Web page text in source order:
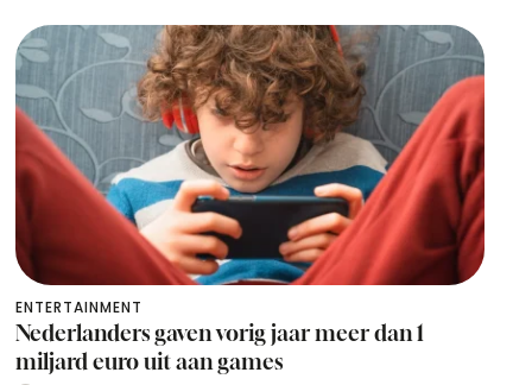
ENTERTAINMENT
Nederlanders gaven vorig jaar meer dan 1
miljard euro uit aan games